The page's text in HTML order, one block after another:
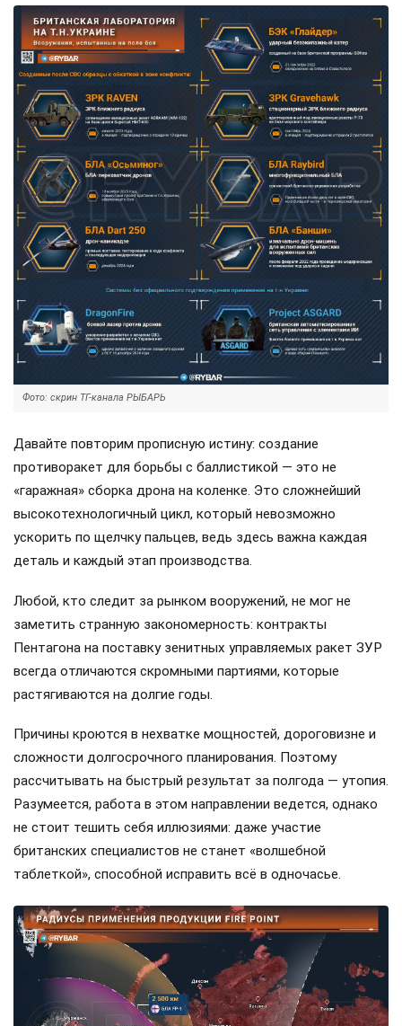
Фото: скрин ТГ-канала РЫБАРЬ
Давайте повторим прописную истину: создание
противоракет для борьбы с баллистикой — это не
«гаражная» сборка дрона на коленке. Это сложнейший
высокотехнологичный цикл, который невозможно
ускорить по щелчку пальцев, ведь здесь важна каждая
деталь и каждый этап производства.
Любой, кто следит за рынком вооружений, не мог не
заметить странную закономерность: контракты
Пентагона на поставку зенитных управляемых ракет ЗУР
всегда отличаются скромными партиями, которые
растягиваются на долгие годы.
Причины кроются в нехватке мощностей, дороговизне и
сложности долгосрочного планирования. Поэтому
рассчитывать на быстрый результат за полгода — утопия.
Разумеется, работа в этом направлении ведется, однако
не стоит тешить себя иллюзиями: даже участие
британских специалистов не станет «волшебной
таблеткой», способной исправить всё в одночасье.